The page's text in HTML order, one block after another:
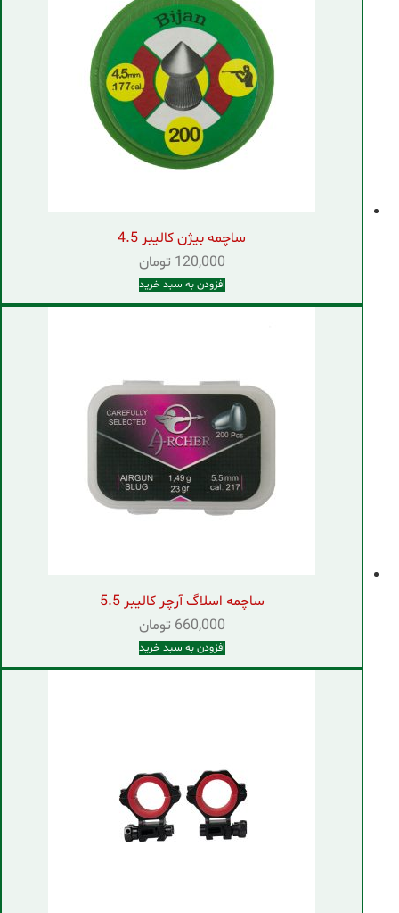
ساچمه بیژن کالیبر 4.5
120,000 تومان
افزودن به سبد خرید
ساچمه اسلاگ آرچر کالیبر 5.5
660,000 تومان
افزودن به سبد خرید